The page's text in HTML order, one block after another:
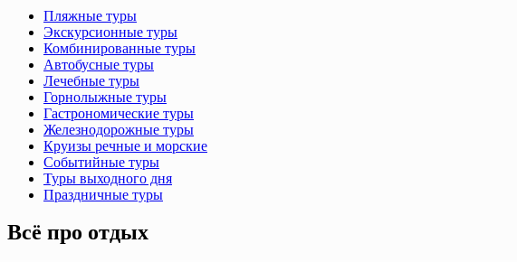
Пляжные туры
Экскурсионные туры
Комбинированные туры
Автобусные туры
Лечебные туры
Горнолыжные туры
Гастрономические туры
Железнодорожные туры
Круизы речные и морские
Событийные туры
Туры выходного дня
Праздничные туры
Всё про отдых